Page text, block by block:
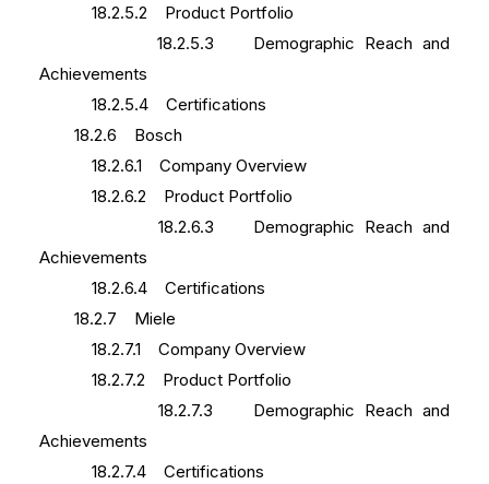
18.2.5.2 Product Portfolio
18.2.5.3 Demographic Reach and
Achievements
18.2.5.4 Certifications
18.2.6 Bosch
18.2.6.1 Company Overview
18.2.6.2 Product Portfolio
18.2.6.3 Demographic Reach and
Achievements
18.2.6.4 Certifications
18.2.7 Miele
18.2.7.1 Company Overview
18.2.7.2 Product Portfolio
18.2.7.3 Demographic Reach and
Achievements
18.2.7.4 Certifications